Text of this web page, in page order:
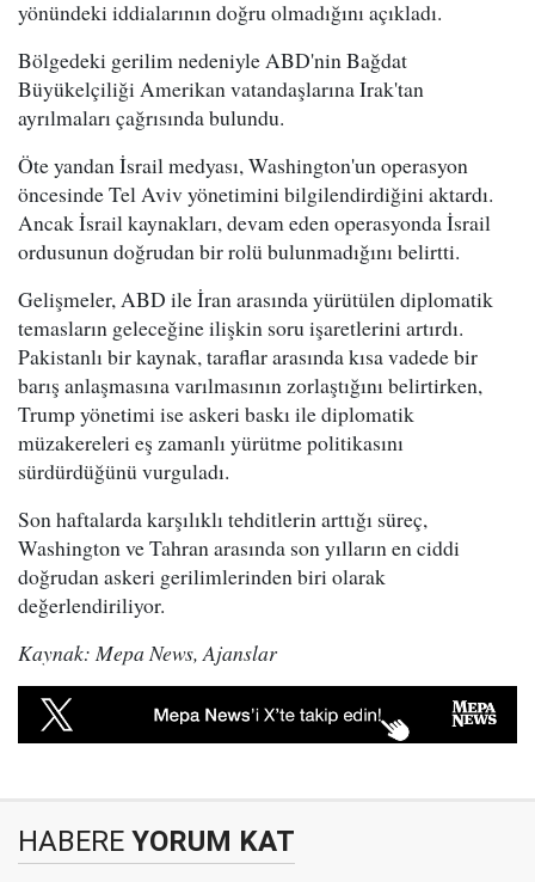
yönündeki iddialarının doğru olmadığını açıkladı.
Bölgedeki gerilim nedeniyle ABD'nin Bağdat
Büyükelçiliği Amerikan vatandaşlarına Irak'tan
ayrılmaları çağrısında bulundu.
Öte yandan İsrail medyası, Washington'un operasyon
öncesinde Tel Aviv yönetimini bilgilendirdiğini aktardı.
Ancak İsrail kaynakları, devam eden operasyonda İsrail
ordusunun doğrudan bir rolü bulunmadığını belirtti.
Gelişmeler, ABD ile İran arasında yürütülen diplomatik
temasların geleceğine ilişkin soru işaretlerini artırdı.
Pakistanlı bir kaynak, taraflar arasında kısa vadede bir
barış anlaşmasına varılmasının zorlaştığını belirtirken,
Trump yönetimi ise askeri baskı ile diplomatik
müzakereleri eş zamanlı yürütme politikasını
sürdürdüğünü vurguladı.
Son haftalarda karşılıklı tehditlerin arttığı süreç,
Washington ve Tahran arasında son yılların en ciddi
doğrudan askeri gerilimlerinden biri olarak
değerlendiriliyor.
Kaynak: Mepa News, Ajanslar
HABERE YORUM KAT